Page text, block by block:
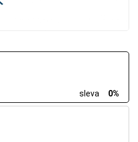
sleva
0%